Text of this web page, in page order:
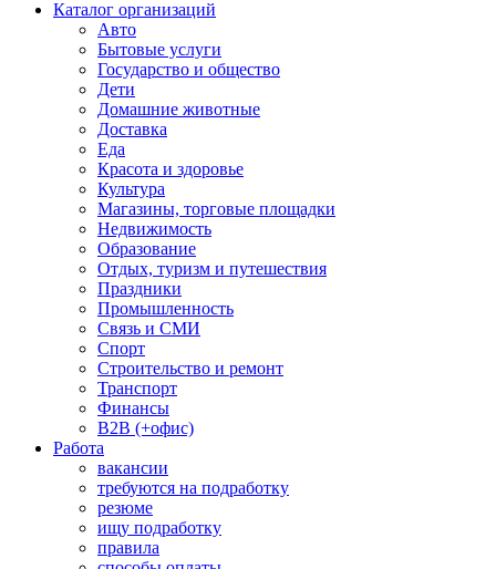
Каталог организаций
Авто
Бытовые услуги
Государство и общество
Дети
Домашние животные
Доставка
Еда
Красота и здоровье
Культура
Магазины, торговые площадки
Недвижимость
Образование
Отдых, туризм и путешествия
Праздники
Промышленность
Связь и СМИ
Спорт
Строительство и ремонт
Транспорт
Финансы
B2B (+офис)
Работа
вакансии
требуются на подработку
резюме
ищу подработку
правила